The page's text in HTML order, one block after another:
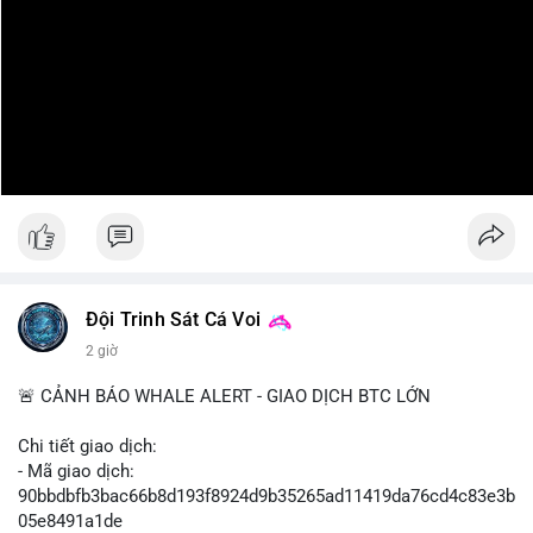
Đội Trinh Sát Cá Voi
2 giờ
🚨 CẢNH BÁO WHALE ALERT - GIAO DỊCH BTC LỚN
Chi tiết giao dịch:
- Mã giao dịch:
90bbdbfb3bac66b8d193f8924d9b35265ad11419da76cd4c83e3b
05e8491a1de